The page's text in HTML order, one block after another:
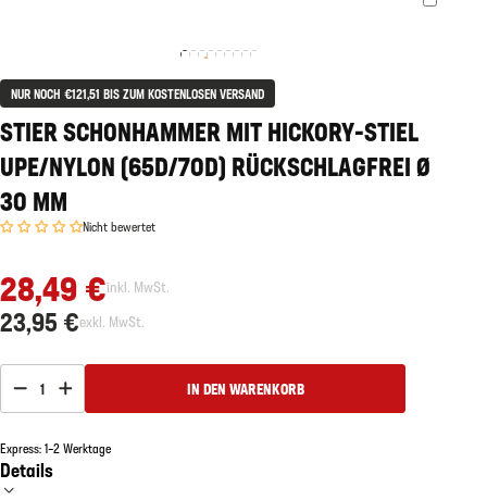
NUR NOCH €121,51 BIS ZUM KOSTENLOSEN VERSAND
STIER SCHONHAMMER MIT HICKORY-STIEL
UPE/NYLON (65D/70D) RÜCKSCHLAGFREI Ø
30 MM
Nicht bewertet
28,49 €inkl. MwSt.
23,95 €exkl. MwSt.
1 IN DEN WARENKORB
Express: 1–2 Werktage
Details